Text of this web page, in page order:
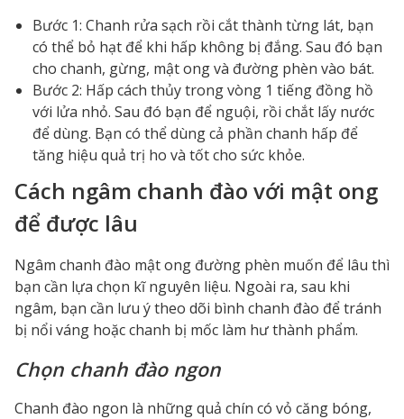
Bước 1: Chanh rửa sạch rồi cắt thành từng lát, bạn
có thể bỏ hạt để khi hấp không bị đắng. Sau đó bạn
cho chanh, gừng, mật ong và đường phèn vào bát.
Bước 2: Hấp cách thủy trong vòng 1 tiếng đồng hồ
với lửa nhỏ. Sau đó bạn để nguội, rồi chắt lấy nước
để dùng. Bạn có thể dùng cả phần chanh hấp để
tăng hiệu quả trị ho và tốt cho sức khỏe.
Cách ngâm chanh đào với mật ong
để được lâu
Ngâm chanh đào mật ong đường phèn muốn để lâu thì
bạn cần lựa chọn kĩ nguyên liệu. Ngoài ra, sau khi
ngâm, bạn cần lưu ý theo dõi bình chanh đào để tránh
bị nổi váng hoặc chanh bị mốc làm hư thành phẩm.
Chọn chanh đào ngon
Chanh đào ngon là những quả chín có vỏ căng bóng,